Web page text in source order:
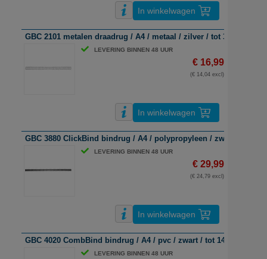
In winkelwagen
GBC 2101 metalen draadrug / A4 / metaal / zilver / tot 35 vel / 100
LEVERING BINNEN 48 UUR
€ 16,99
(€ 14,04 excl)
In winkelwagen
GBC 3880 ClickBind bindrug / A4 / polypropyleen / zwart / tot 95
LEVERING BINNEN 48 UUR
€ 29,99
(€ 24,79 excl)
In winkelwagen
GBC 4020 CombBind bindrug / A4 / pvc / zwart / tot 145 vel / 100
LEVERING BINNEN 48 UUR